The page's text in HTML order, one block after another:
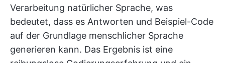
Verarbeitung natürlicher Sprache, was
bedeutet, dass es Antworten und Beispiel-Code
auf der Grundlage menschlicher Sprache
generieren kann. Das Ergebnis ist eine